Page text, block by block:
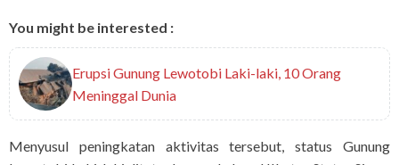
You might be interested :
Erupsi Gunung Lewotobi Laki-laki, 10 Orang
Meninggal Dunia
Menyusul peningkatan aktivitas tersebut, status Gunung